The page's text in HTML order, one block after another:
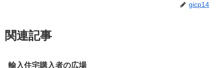
gicp14
関連記事
輸入住宅購入者の広場